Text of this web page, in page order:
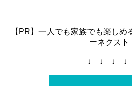
【PR】一人でも家族でも楽し
ーネクスト
↓ ↓ ↓ ↓